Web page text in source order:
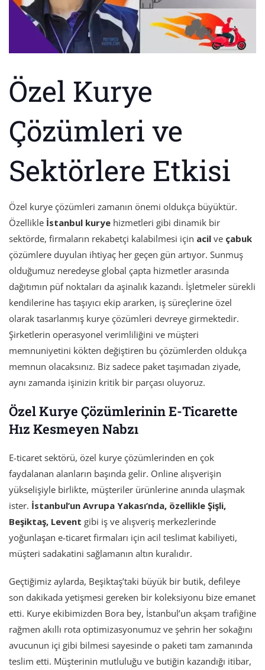
Özel Kurye
Çözümleri ve
Sektörlere Etkisi
Özel kurye çözümleri zamanın önemi oldukça büyüktür.
Özellikle İstanbul kurye hizmetleri gibi dinamik bir
sektörde, firmaların rekabetçi kalabilmesi için acil ve çabuk
çözümlere duyulan ihtiyaç her geçen gün artıyor. Sunmuş
olduğumuz neredeyse global çapta hizmetler arasında
dağıtımın püf noktaları da aşinalık kazandı. İşletmeler sürekli
kendilerine has taşıyıcı ekip ararken, iş süreçlerine özel
olarak tasarlanmış kurye çözümleri devreye girmektedir.
Şirketlerin operasyonel verimliliğini ve müşteri
memnuniyetini kökten değiştiren bu çözümlerden oldukça
memnun olacaksınız. Biz sadece paket taşımadan ziyade,
aynı zamanda işinizin kritik bir parçası oluyoruz.
Özel Kurye Çözümlerinin E-Ticarette
Hız Kesmeyen Nabzı
E-ticaret sektörü, özel kurye çözümlerinden en çok
faydalanan alanların başında gelir. Online alışverişin
yükselişiyle birlikte, müşteriler ürünlerine anında ulaşmak
ister. İstanbul’un Avrupa Yakası’nda, özellikle Şişli,
Beşiktaş, Levent gibi iş ve alışveriş merkezlerinde
yoğunlaşan e-ticaret firmaları için acil teslimat kabiliyeti,
müşteri sadakatini sağlamanın altın kuralıdır.
Geçtiğimiz aylarda, Beşiktaş’taki büyük bir butik, defileye
son dakikada yetişmesi gereken bir koleksiyonu bize emanet
etti. Kurye ekibimizden Bora bey, İstanbul’un akşam trafiğine
rağmen akıllı rota optimizasyonumuz ve şehrin her sokağını
avucunun içi gibi bilmesi sayesinde o paketi tam zamanında
teslim etti. Müşterinin mutluluğu ve butiğin kazandığı itibar,